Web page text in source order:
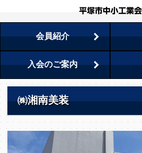
会員紹介
入会のご案内
㈱湘南美装